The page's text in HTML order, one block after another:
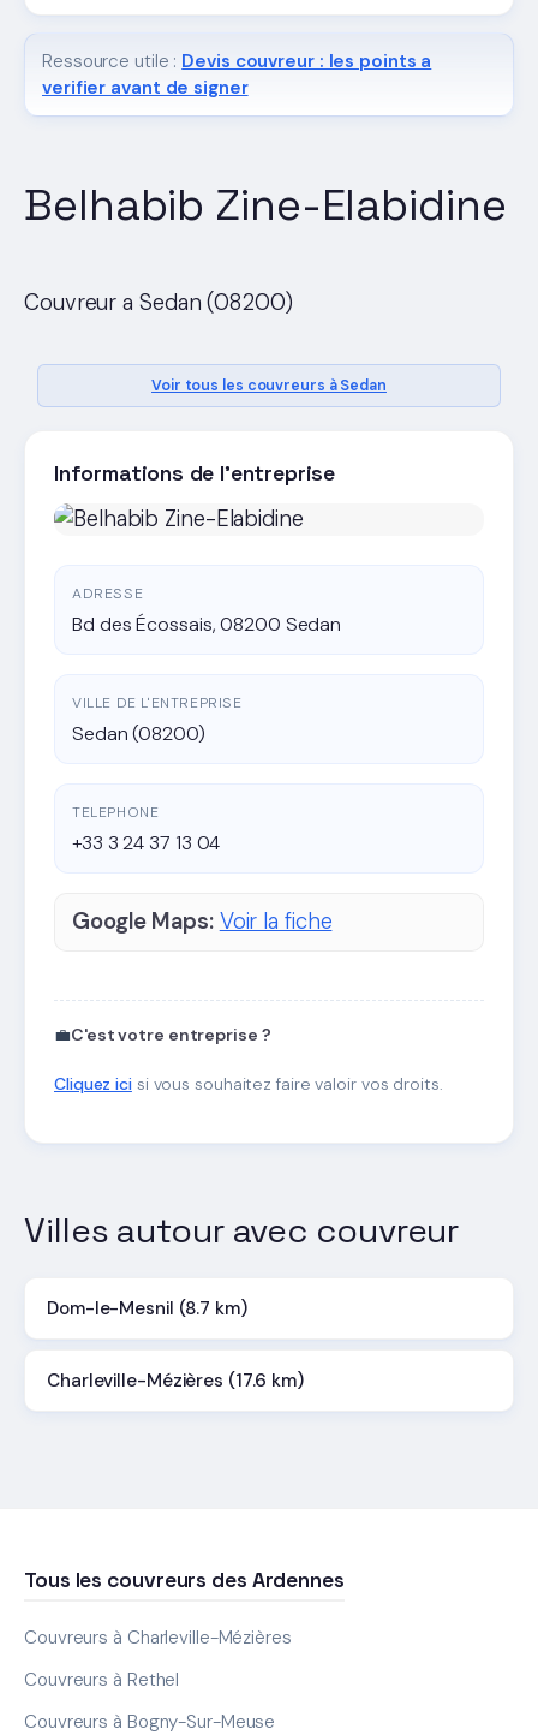
Belhabib Zine-Elabidine
Couvreur a Sedan (08200)
Voir tous les couvreurs à Sedan
Informations de l'entreprise
ADRESSE
Bd des Écossais, 08200 Sedan
VILLE DE L'ENTREPRISE
Sedan (08200)
TELEPHONE
+33 3 24 37 13 04
Google Maps: Voir la fiche
💼C'est votre entreprise ?
Cliquez icisi vous souhaitez faire valoir vos droits.
Ressource utile : Devis couvreur : les points a
verifier avant de signer
Villes autour avec couvreur
Dom-le-Mesnil (8.7 km)
Charleville-Mézières (17.6 km)
Tous les couvreurs des Ardennes
Couvreurs à Charleville-Mézières
Couvreurs à Rethel
Couvreurs à Bogny-Sur-Meuse